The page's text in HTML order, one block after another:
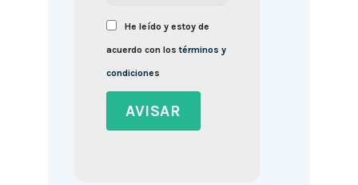
He leído y estoy de
acuerdo con lostérminos y
condiciones